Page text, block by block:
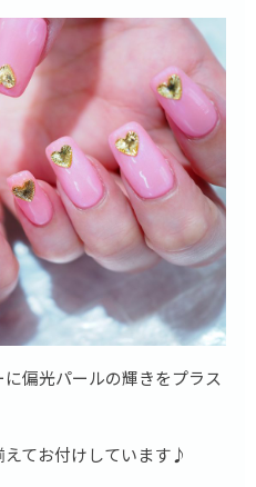
偏光パールの輝きをプラス
てお付けしています♪